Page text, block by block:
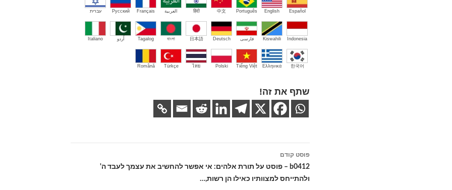
Español
English
Português
中文
हिंदी العربية Français
Русский עברית
Indonesia
Kiswahili فارسی Deutsch
日本語
বাংলা
Tagalog اُردو Italiano
한국어
Ελληνικά
Tiếng Việt
Polski
ไทย
Türkçe
Română
שתף את זה!
ניווט
בפוסטים
פוסט קודם
b0412 – פוסט על תורת אלהים: אי אפשר להחשיב את עצמך לעבד ה'
ולהתייחס למצוותיו כאילו הן רשות,…